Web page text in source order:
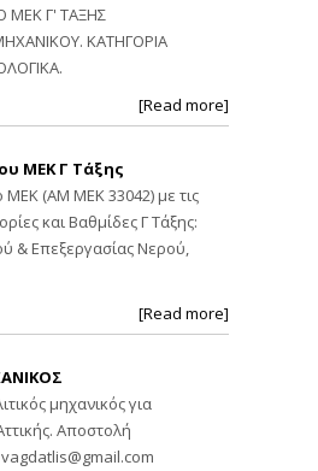
ΜΕΚ Γ' ΤΑΞΗΣ
ΚΑΤΗΓΟΡΙΑ
[Read more]
ΜΕΚ Γ Τάξης
ΜΕΚ (ΑΜ ΜΕΚ 33042) με τις
και Βαθμίδες Γ Τάξης:
& Επεξεργασίας Νερού,
[Read more]
μηχανικός για
Αποστολή
vagdatlis@gmail.com